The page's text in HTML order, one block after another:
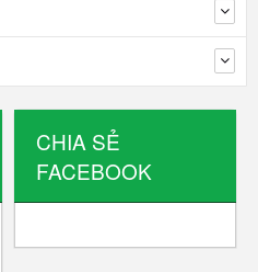
CHIA SẺ
FACEBOOK